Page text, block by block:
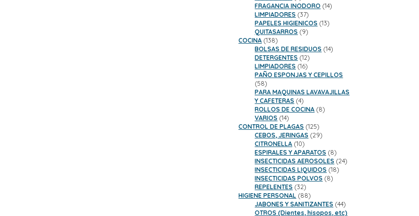
productos
FRAGANCIA INODORO 1414
LIMPIADORES 3737
productos
PAPELES HIGIENICOS 1313
QUITASARROS 99
COCINA 138138
productos
BOLSAS DE RESIDUOS 1414
DETERGENTES 1212
productos
LIMPIADORES 1616
productos
PAÑO ESPONJAS Y CEPILLOS
5858
productos
PARA MAQUINAS LAVAVAJILLAS
Y CAFETERAS 44
productos
ROLLOS DE COCINA 88
VARIOS 1414
productos
CONTROL DE PLAGAS 125125
productos
CEBOS, JERINGAS 2929
CITRONELLA 1010
productos
ESPIRALES Y APARATOS 88
productos
INSECTICIDAS AEROSOLES 2424
INSECTICIDAS LIQUIDOS 1818
INSECTICIDAS POLVOS 88
REPELENTES 3232
productos
HIGIENE PERSONAL 8888
productos
JABONES Y SANITIZANTES 4444
productos
OTROS (Dientes, hisopos, etc)